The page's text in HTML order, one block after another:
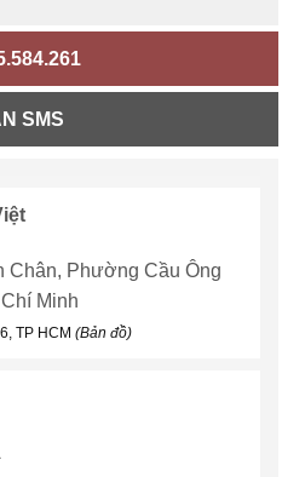
SMS
Chân, Phường Cầu Ông
Minh
TP HCM (Bản đồ)